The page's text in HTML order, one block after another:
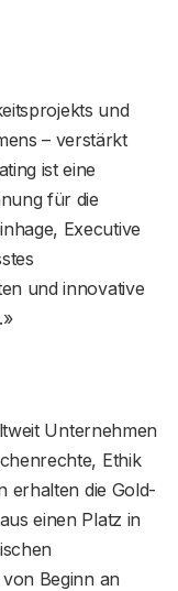
und
– verstärkt
ist eine
für die
Executive
und innovative
Unternehmen
Ethik
erhalten die Gold-
einen Platz in
Beginn an